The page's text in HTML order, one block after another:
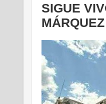
SIGUE
MÁRQUEZ